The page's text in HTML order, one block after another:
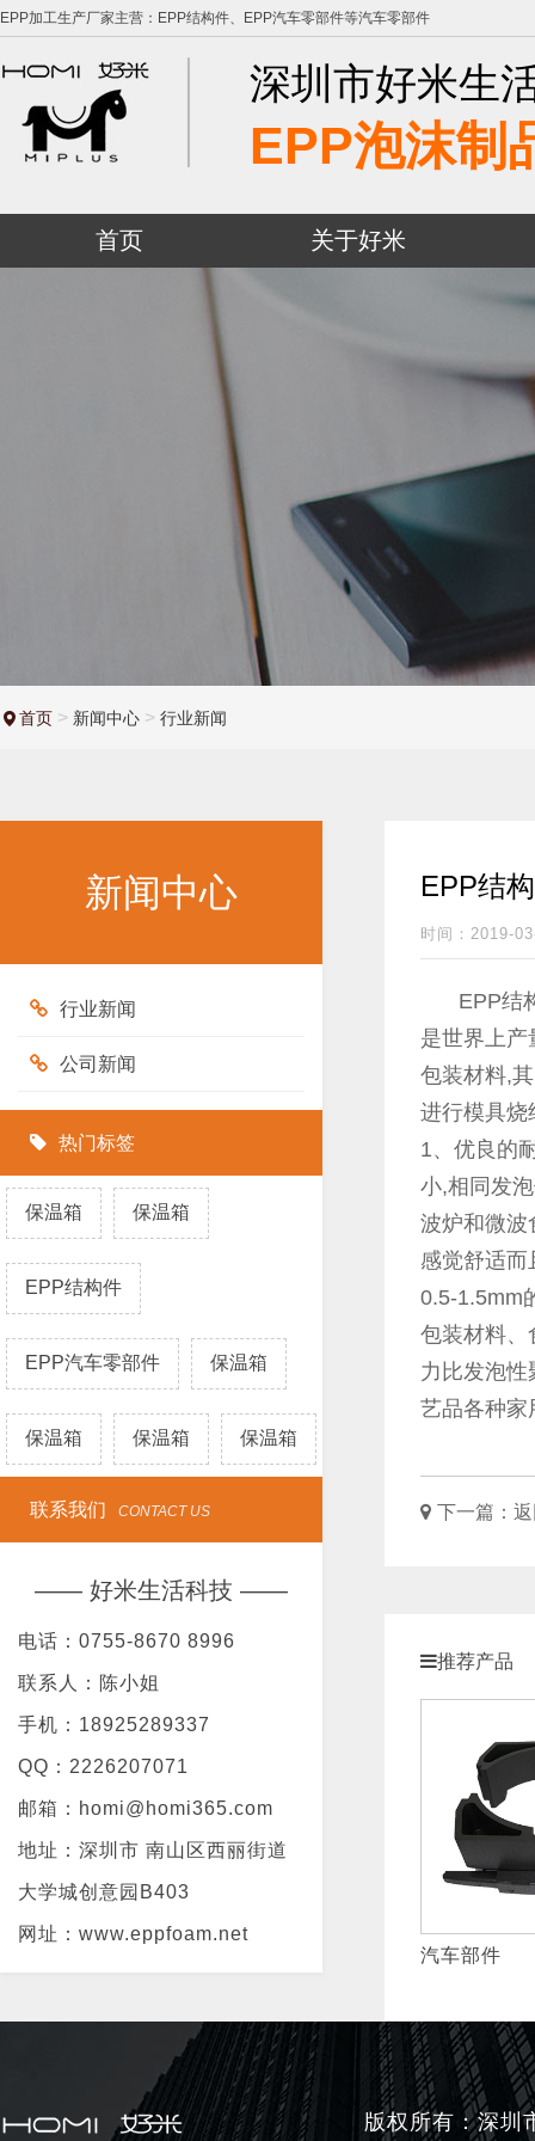
EPP加工生产厂家主营：EPP结构件、EPP汽车零部件等汽车零部件
深圳市好米生
EPP泡沫制
首页 关于好米
首页 > 新闻中心 > 行业新闻
新闻中心
行业新闻
公司新闻
热门标签
保温箱 保温箱
EPP结构件
EPP汽车零部件 保温箱
保温箱 保温箱 保温箱
联系我们 CONTACT US
—— 好米生活科技 ——
电话：0755-8670 8996
联系人：陈小姐
手机：18925289337
QQ：2226207071
邮箱：homi@homi365.com
地址：深圳市 南山区西丽街道
大学城创意园B403
网址：www.eppfoam.net
EPP结
时间：2019-
EPP结
是世界上
包装材料,
进行模具烧
1、优良的
小,相同发
波炉和微波
感觉舒适
0.5-1.5mm
包装材料、
力比发泡
艺品各种家
下一篇：
推荐产品
汽车部件
版权所有：深